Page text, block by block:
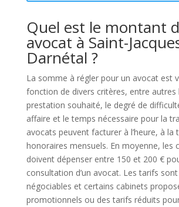
Quel est le montant
avocat à Saint-
Darnétal ?
La somme à régler pour un avocat est
fonction de divers critères, entre autres
prestation souhaité, le degré de
affaire et le temps nécessaire pour la
avocats peuvent facturer à l’heure, à la
honoraires mensuels. En moyenne, les
doivent dépenser entre 150 et 200 €
consultation d’un avocat. Les tarifs
négociables et certains cabinets
promotionnels ou des tarifs réduits